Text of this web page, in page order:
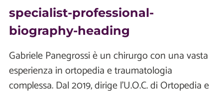
specialist-professional-
biography-heading
Gabriele Panegrossi è un chirurgo con una vasta
esperienza in ortopedia e traumatologia
complessa. Dal 2019, dirige l’U.O.C. di Ortopedia e